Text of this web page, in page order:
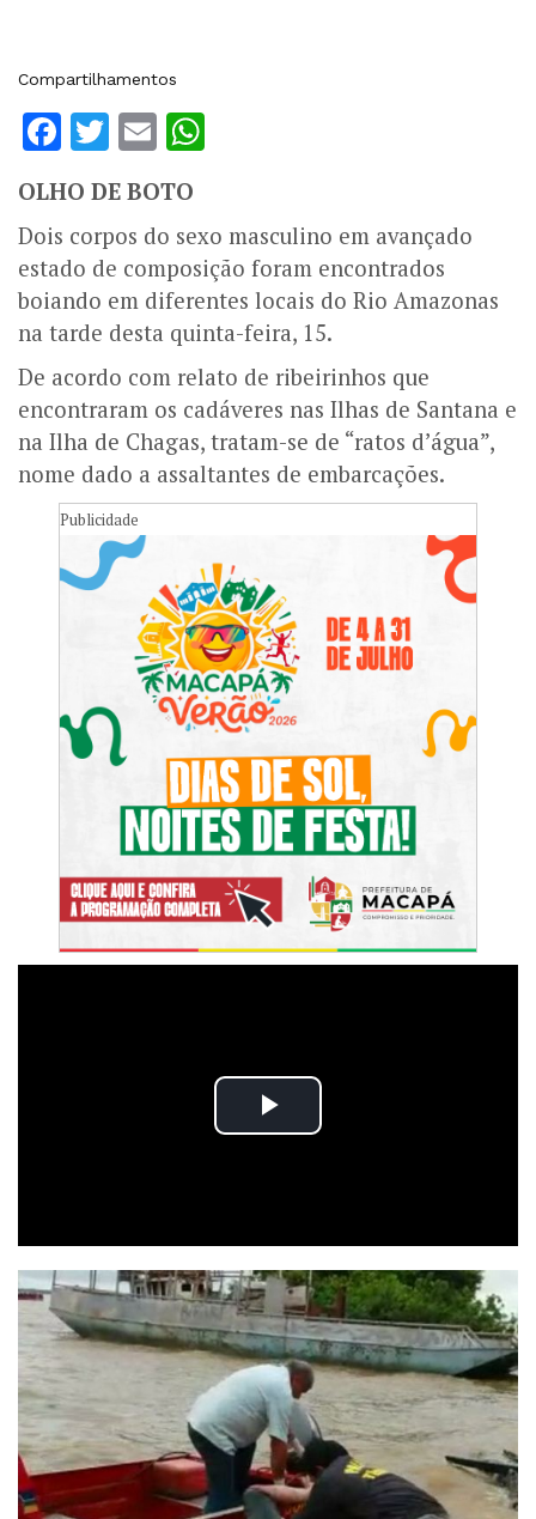
Compartilhamentos
Facebook
Twitter
Email
OLHO DE BOTO
Dois corpos do sexo masculino em avançado
estado de composição foram encontrados
boiando em diferentes locais do Rio Amazonas
na tarde desta quinta-feira, 15.
De acordo com relato de ribeirinhos que
encontraram os cadáveres nas Ilhas de Santana e
na Ilha de Chagas, tratam-se de “ratos d’água”,
nome dado a assaltantes de embarcações.
Publicidade